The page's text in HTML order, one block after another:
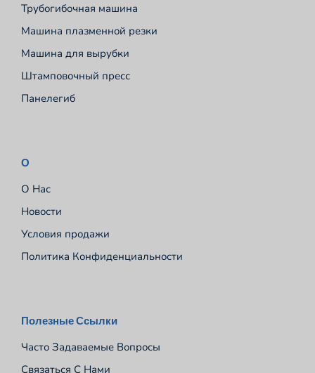
Трубогибочная машина
Машина плазменной резки
Машина для вырубки
Штамповочный пресс
Панелегиб
О
О Нас
Новости
Условия продажи
Политика Конфиденциальности
Полезные Ссылки
Часто Задаваемые Вопросы
Связаться С Нами